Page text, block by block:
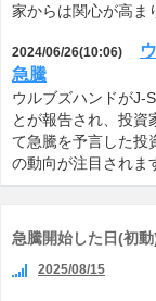
家からは関心が高ま
2024/06/26(10:06)
急騰
ウルブズハンドがJ-
とが報告され、投資
て急騰を予言した投
の動向が注目されま
急騰開始した日(初動
2025/08/15